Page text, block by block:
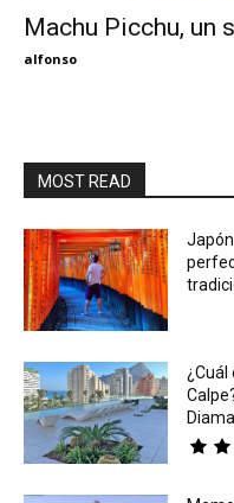
Machu Picchu, un
alfonso
MOST READ